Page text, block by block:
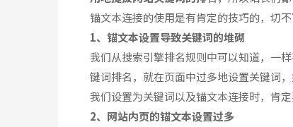
锚文本连接的使用是有肯定的技巧的，切
1、锚文本设置导致关键词的堆砌
我们从搜索引擎排名规则中可以知道，一
键词排名，就在页面中过多地设置关键词
我们设置为关键词以及锚文本连接时，肯定
2、网站内页的锚文本设置过多